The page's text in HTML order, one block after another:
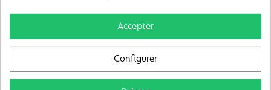
Accepter
Configurer